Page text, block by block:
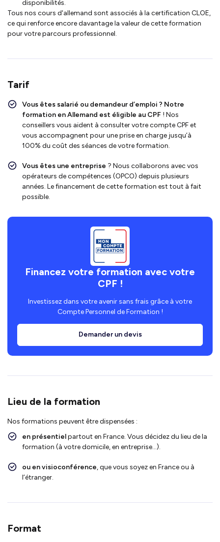
disponibilités.
Tous nos cours d'allemand sont associés à la certification CLOE,
ce qui renforce encore davantage la valeur de cette formation
pour votre parcours professionnel.
Tarif
Vous êtes salarié ou demandeur d’emploi ? Notre
formation en Allemand est éligible au CPF ! Nos
conseillers vous aident à consulter votre compte CPF et
vous accompagnent pour une prise en charge jusqu’à
100% du coût des séances de votre formation.
Vous êtes une entreprise ? Nous collaborons avec vos
opérateurs de compétences (OPCO) depuis plusieurs
années. Le financement de cette formation est tout à fait
possible.
Financez votre formation avec votre
CPF !
Investissez dans votre avenir sans frais grâce à votre
Compte Personnel de Formation !
Demander un devis
Lieu de la formation
Nos formations peuvent être dispensées :
en présentielpartout en France. Vous décidez du lieu de la
formation (à votre domicile, en entreprise…).
ou en visioconférence, que vous soyez en France ou à
l’étranger.
Format